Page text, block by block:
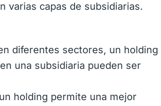
varias capas de subsidiarias.
diferentes sectores, un holding
una subsidiaria pueden ser
holding permite una mejor